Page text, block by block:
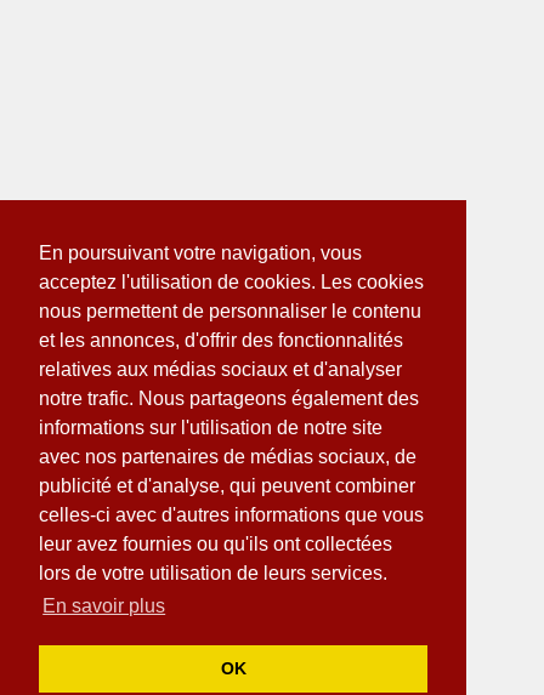
En poursuivant votre navigation, vous
acceptez l'utilisation de cookies. Les cookies
nous permettent de personnaliser le contenu
et les annonces, d'offrir des fonctionnalités
relatives aux médias sociaux et d'analyser
notre trafic. Nous partageons également des
informations sur l'utilisation de notre site
avec nos partenaires de médias sociaux, de
publicité et d'analyse, qui peuvent combiner
celles-ci avec d'autres informations que vous
leur avez fournies ou qu'ils ont collectées
lors de votre utilisation de leurs services.
En savoir plus
OK